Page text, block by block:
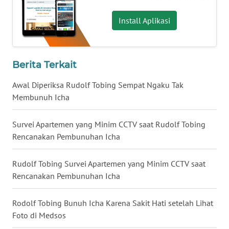
Install Aplikasi
Berita Terkait
Awal Diperiksa Rudolf Tobing Sempat Ngaku Tak
Membunuh Icha
Survei Apartemen yang Minim CCTV saat Rudolf Tobing
Rencanakan Pembunuhan Icha
Rudolf Tobing Survei Apartemen yang Minim CCTV saat
Rencanakan Pembunuhan Icha
Rodolf Tobing Bunuh Icha Karena Sakit Hati setelah Lihat
Foto di Medsos
WN
BABEL
SUMBAR
WN
SUMSEL
WN
BENGKULU
WN
LAMPUNG
WN
JATENG